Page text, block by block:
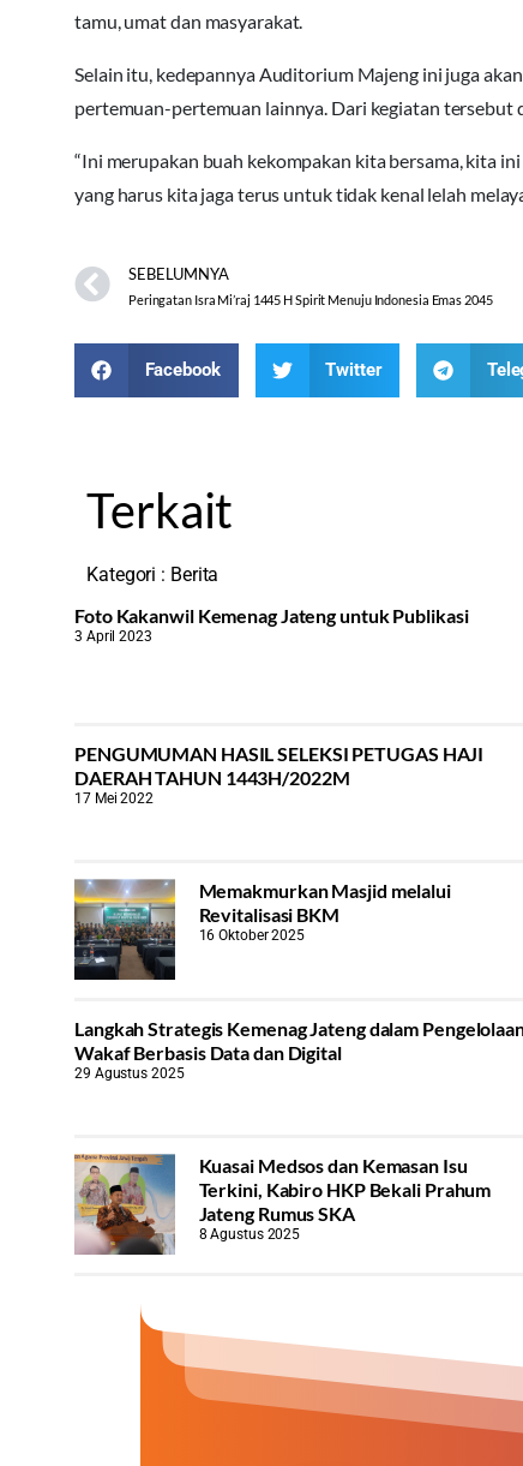
tamu, umat dan masyarakat.
Selain itu, kedepannya Auditorium Majeng ini juga
pertemuan-pertemuan lainnya. Dari kegiatan tersebut
“Ini merupakan buah kekompakan kita bersama, kita
yang harus kita jaga terus untuk tidak kenal lelah
SEBELUMNYA
Peringatan Isra Mi’raj 1445 H Spirit Menuju Indonesia Emas 2045
Facebook Twitter
Terkait
Kategori : Berita
Foto Kakanwil Kemenag Jateng untuk Publikasi
3 April 2023
PENGUMUMAN HASIL SELEKSI PETUGAS HAJI
DAERAH TAHUN 1443H/2022M
17 Mei 2022
Memakmurkan Masjid melalui
Revitalisasi BKM
16 Oktober 2025
Langkah Strategis Kemenag Jateng dalam
Wakaf Berbasis Data dan Digital
29 Agustus 2025
Kuasai Medsos dan Kemasan Isu
Terkini, Kabiro HKP Bekali Prahum
Jateng Rumus SKA
8 Agustus 2025